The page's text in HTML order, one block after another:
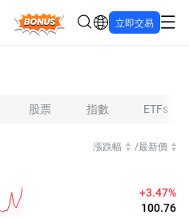
Bonus 立即交易
股票 指數 ETFs
漲跌幅 /最新價
+3.47%
100.76